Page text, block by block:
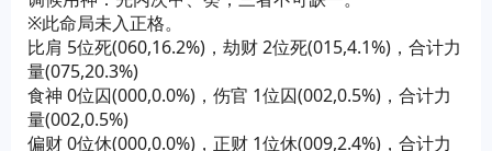
※此命局未入正格。
比肩 5位死(060,16.2%)，劫财 2位死(015,4.1%)，合计力
量(075,20.3%)
食神 0位囚(000,0.0%)，伤官 1位囚(002,0.5%)，合计力
量(002,0.5%)
偏财 0位休(000,0.0%)，正财 1位休(009,2.4%)，合计力